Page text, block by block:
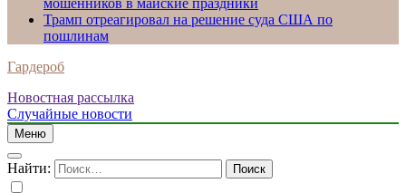
мошенников в майские праздники
Трамп отреагировал на решение суда США по
пошлинам
Гардероб
Новостная рассылка
Случайные новости
Меню
Найти: